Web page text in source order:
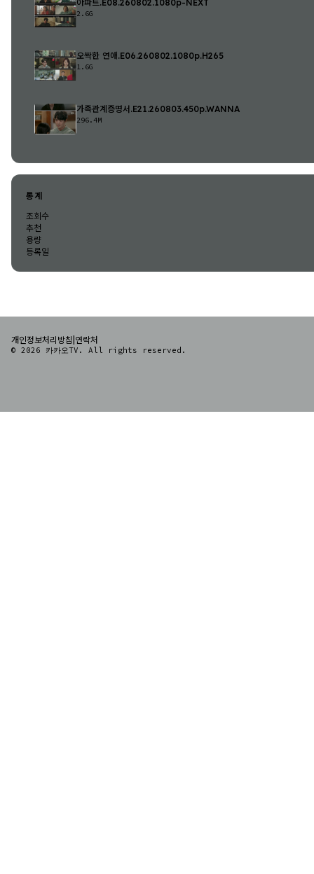
아파트.E08.260802.1080p-NEXT
2.6G
오싹한 연애.E06.260802.1080p.H265
1.6G
가족관계증명서.E21.260803.450p.WANNA
296.4M
통계
조회수
추천
용량
등록일
개인정보처리방침 연락처
© 2026 카카오TV. All rights reserved.